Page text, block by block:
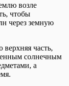
возле
чтобы
через земную
часть,
солнечным
а